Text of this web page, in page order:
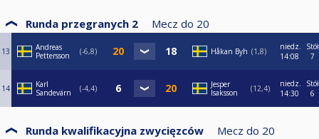
Runda przegranych 2 Mecz do 20
13
Andreas
Pettersson
-6,8 Håkan Byh 1,8
niedz.
14:08
Stół
7
14
Karl
Sandevärn
-4,4
Jesper
Isaksson
12,4
niedz.
14:30
Stół
6
Runda kwalifikacyjna zwycięzców Mecz do 20